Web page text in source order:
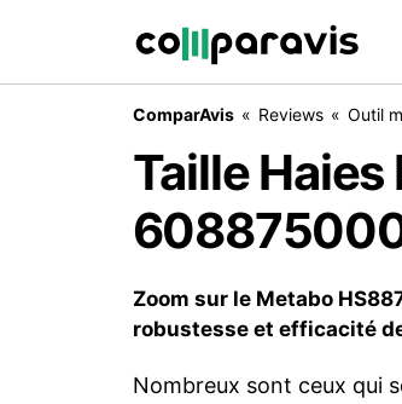
ComparAvis Reviews Outil
Taille
Zoom sur le Metabo
robustesse et efficacité
Nombreux sont ceux qui